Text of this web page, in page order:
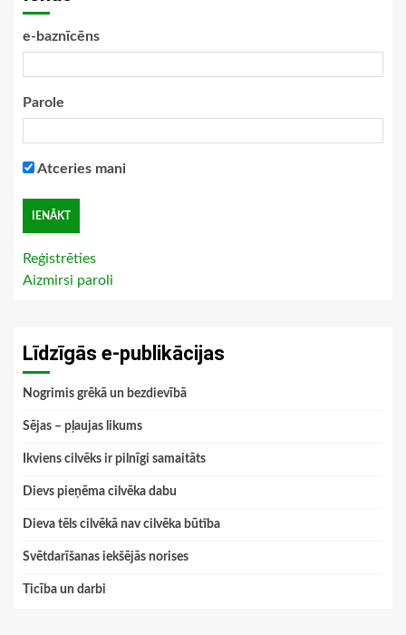
e-baznīcēns
Parole
Atceries mani
Reģistrēties
Aizmirsi paroli
Līdzīgās e-publikācijas
Nogrimis grēkā un bezdievībā
Sējas – pļaujas likums
Ikviens cilvēks ir pilnīgi samaitāts
Dievs pieņēma cilvēka dabu
Dieva tēls cilvēkā nav cilvēka būtība
Svētdarīšanas iekšējās norises
Ticība un darbi